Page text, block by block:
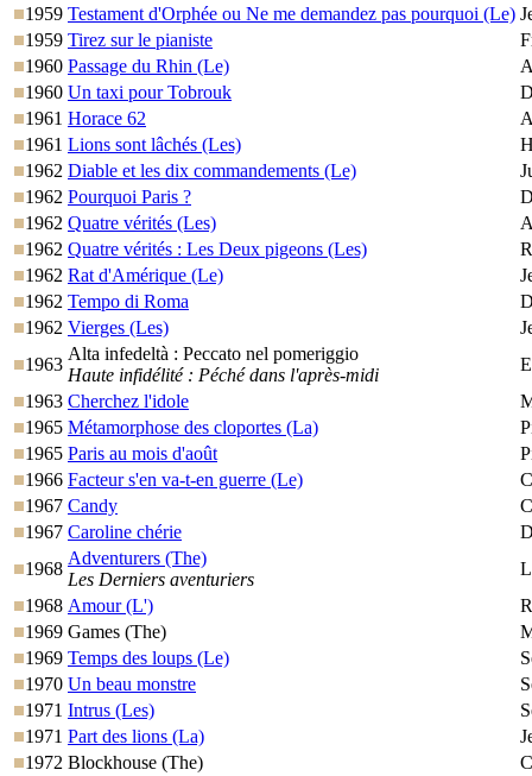
1959 Testament d'Orphée ou Ne me demandez pas pourquoi (Le)
1959 Tirez sur le pianiste
1960 Passage du Rhin (Le)
1960 Un taxi pour Tobrouk
1961 Horace 62
1961 Lions sont lâchés (Les)
1962 Diable et les dix commandements (Le)
1962 Pourquoi Paris ?
1962 Quatre vérités (Les)
1962 Quatre vérités : Les Deux pigeons (Les)
1962 Rat d'Amérique (Le)
1962 Tempo di Roma
1962 Vierges (Les)
1963
Alta infedeltà : Peccato nel pomeriggio
Haute infidélité : Péché dans l'après-midi
1963 Cherchez l'idole
1965 Métamorphose des cloportes (La)
1965 Paris au mois d'août
1966 Facteur s'en va-t-en guerre (Le)
1967 Candy
1967 Caroline chérie
1968
Adventurers (The)
Les Derniers aventuriers
1968 Amour (L')
1969 Games (The)
1969 Temps des loups (Le)
1970 Un beau monstre
1971 Intrus (Les)
1971 Part des lions (La)
1972 Blockhouse (The)